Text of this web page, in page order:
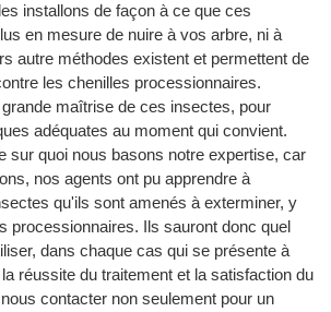
installons de façon à ce que ces
en mesure de nuire à vos arbre, ni à
autre méthodes existent et permettent de
les chenilles processionnaires.
maîtrise de ces insectes, pour
adéquates au moment qui convient.
sur quoi nous basons notre expertise, car
nos agents ont pu apprendre à
qu'ils sont amenés à exterminer, y
processionnaires. Ils sauront donc quel
dans chaque cas qui se présente à
réussite du traitement et la satisfaction du
contacter non seulement pour un